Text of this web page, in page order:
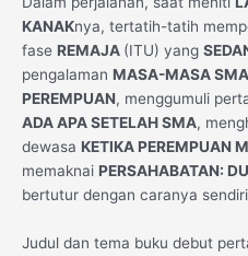
KANAKnya, tertatih-tatih
fase REMAJA (ITU) yang
pengalaman MASA-MASA SMA
PEREMPUAN, menggumuli
ADA APA SETELAH SMA,
dewasa KETIKA PEREMPUAN
memaknai PERSAHABATAN:
bertutur dengan caranya
Judul dan tema buku debut